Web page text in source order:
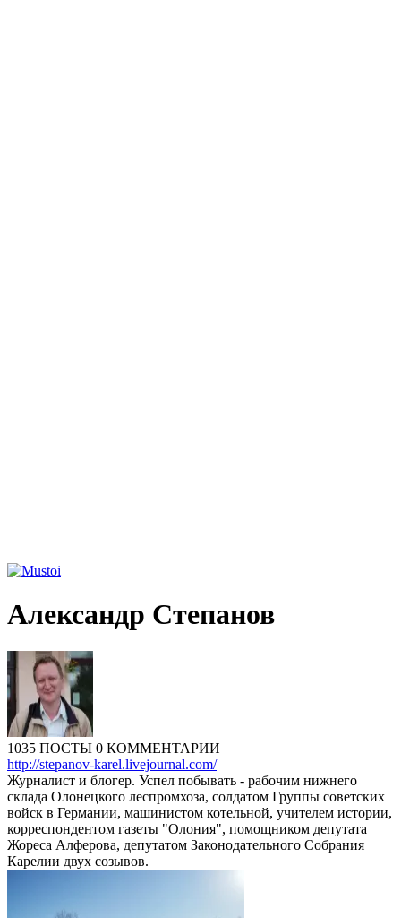
Александр Степанов
1035 ПОСТЫ 0 КОММЕНТАРИИ
http://stepanov-karel.livejournal.com/
Журналист и блогер. Успел побывать - рабочим нижнего
склада Олонецкого леспромхоза, солдатом Группы советских
войск в Германии, машинистом котельной, учителем истории,
корреспондентом газеты "Олония", помощником депутата
Жореса Алферова, депутатом Законодательного Собрания
Карелии двух созывов.